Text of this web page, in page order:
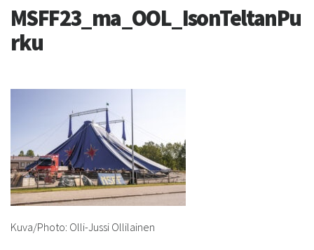
MSFF23_ma_OOL_IsonTeltanPu
rku
Kuva/Photo: Olli-Jussi Ollilainen